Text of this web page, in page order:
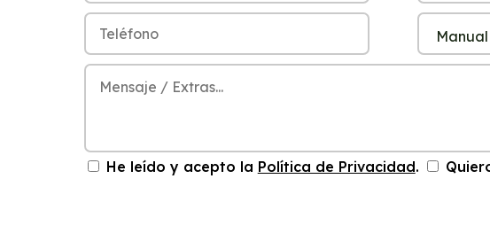
He leído y acepto la Política de Privacidad.